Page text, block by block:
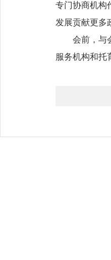
专门协商机构
发展贡献更多
会前，与
服务机构和托